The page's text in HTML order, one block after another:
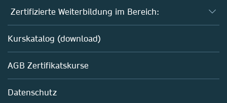
Fernstudium Biologie
Fernstudium B. Sc. Chemie
Fernstudium M. Sc. Biotechnologie
Zertifizierte Weiterbildung im Bereich:
AZAV-geförderte Weiterbildungskurse
Biotechnologie
Chemie
Kurskatalog (download)
AGB Zertifikatskurse
Datenschutz